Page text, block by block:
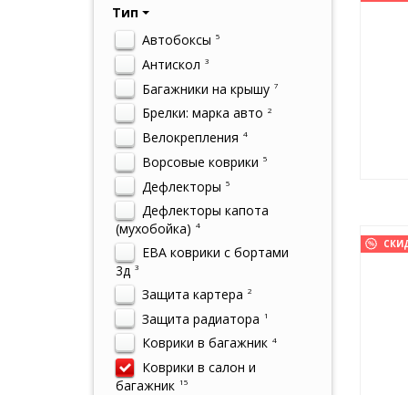
Тип
Автобоксы 5
Антискол 3
Багажники на крышу 7
Брелки: марка авто 2
Велокрепления 4
Ворсовые коврики 5
Дефлекторы 5
Дефлекторы капота
(мухобойка) 4
ЕВА коврики с бортами
3д 3
Защита картера 2
Защита радиатора 1
Коврики в багажник 4
Коврики в салон и
багажник 15